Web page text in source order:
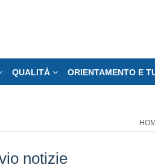
QUALITÀ ORIENTAMENTO E
notizie